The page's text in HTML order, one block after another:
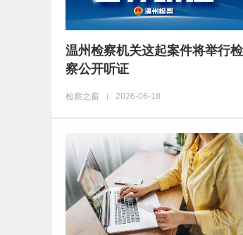
温州检察机关这起案件将举行检
察公开听证
检察之窗 | 2026-06-18